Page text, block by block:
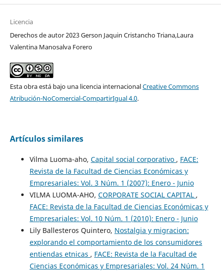
Licencia
Derechos de autor 2023 Gerson Jaquin Cristancho Triana,Laura
Valentina Manosalva Forero
Esta obra está bajo una licencia internacionalCreative Commons
Atribución-NoComercial-CompartirIgual 4.0.
Artículos similares
Vilma Luoma-aho, Capital social corporativo , FACE:
Revista de la Facultad de Ciencias Económicas y
Empresariales: Vol. 3 Núm. 1 (2007): Enero - Junio
VILMA LUOMA-AHO, CORPORATE SOCIAL CAPITAL ,
FACE: Revista de la Facultad de Ciencias Económicas y
Empresariales: Vol. 10 Núm. 1 (2010): Enero - Junio
Lily Ballesteros Quintero, Nostalgia y migracion:
explorando el comportamiento de los consumidores
entiendas etnicas , FACE: Revista de la Facultad de
Ciencias Económicas y Empresariales: Vol. 24 Núm. 1